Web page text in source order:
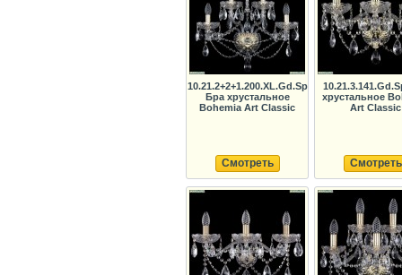
10.21.2+2+1.200.XL.Gd.Sp
Бра хрустальное
Bohemia Art Classic
Смотреть
хрустальное
Art Classic
Смотреть